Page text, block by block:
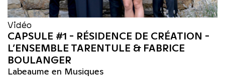
Vidéo
CAPSULE #1 - RÉSIDENCE DE CRÉATION -
L’ENSEMBLE TARENTULE & FABRICE
BOULANGER
Labeaume en Musiques